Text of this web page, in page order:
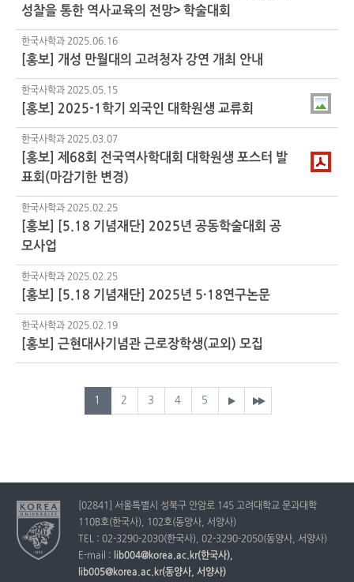
성찰을 통한 역사교육의 전망> 학술대회
한국사학과 2025.06.16
[홍보] 개성 만월대의 고려청자 강연 개최 안내
한국사학과 2025.05.15
[홍보] 2025-1학기 외국인 대학원생 교류회
한국사학과 2025.03.07
[홍보] 제68회 전국역사학대회 대학원생 포스터 발
표회(마감기한 변경)
한국사학과 2025.02.25
[홍보] [5.18 기념재단] 2025년 공동학술대회 공
모사업
한국사학과 2025.02.25
[홍보] [5.18 기념재단] 2025년 5·18연구논문
한국사학과 2025.02.19
[홍보] 근현대사기념관 근로장학생(교외) 모집
1 2 3 4 5
[02841] 서울특별시 성북구 안암로 145 고려대학교 문과대학
110B호(한국사), 102호(동양사, 서양사)
TEL : 02-3290-2030(한국사), 02-3290-2050(동양사, 서양사)
E-mail : lib004@korea.ac.kr(한국사),
lib005@korea.ac.kr(동양사, 서양사)